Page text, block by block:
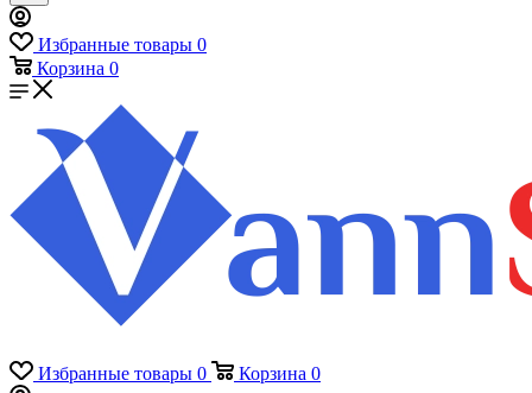
Избранные товары 0
Корзина 0
Избранные товары 0 Корзина 0